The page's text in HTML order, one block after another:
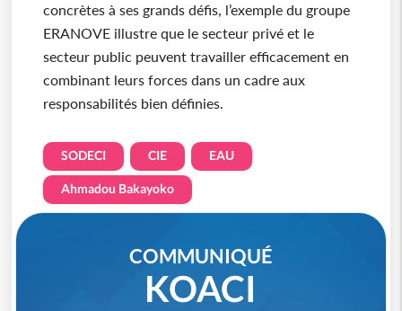
concrètes à ses grands défis, l’exemple du groupe
ERANOVE illustre que le secteur privé et le
secteur public peuvent travailler efficacement en
combinant leurs forces dans un cadre aux
responsabilités bien définies.
SODECI CIE EAU
Ahmadou Bakayoko
COMMUNIQUÉ
KOACI